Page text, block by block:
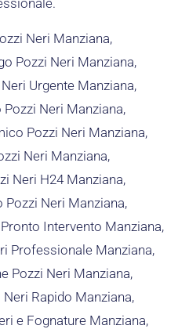
Neri Manziana,
Pozzi Neri Manziana,
Urgente Manziana,
Neri Manziana,
Pozzi Neri Manziana,
Neri Manziana,
Neri H24 Manziana,
Pozzi Neri Manziana,
Intervento Manziana,
Professionale Manziana,
Pozzi Neri Manziana,
Rapido Manziana,
e Fognature Manziana,